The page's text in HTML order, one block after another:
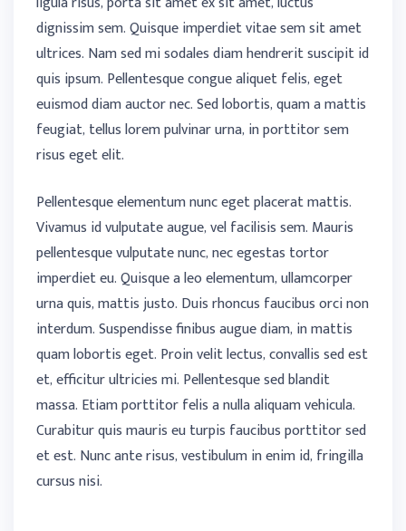
dignissim sem. Quisque imperdiet vitae sem sit amet
ultrices. Nam sed mi sodales diam hendrerit suscipit id
quis ipsum. Pellentesque congue aliquet felis, eget
euismod diam auctor nec. Sed lobortis, quam a mattis
feugiat, tellus lorem pulvinar urna, in porttitor sem
risus eget elit.
Pellentesque elementum nunc eget placerat mattis.
Vivamus id vulputate augue, vel facilisis sem. Mauris
pellentesque vulputate nunc, nec egestas tortor
imperdiet eu. Quisque a leo elementum, ullamcorper
urna quis, mattis justo. Duis rhoncus faucibus orci non
interdum. Suspendisse finibus augue diam, in mattis
quam lobortis eget. Proin velit lectus, convallis sed est
et, efficitur ultricies mi. Pellentesque sed blandit
massa. Etiam porttitor felis a nulla aliquam vehicula.
Curabitur quis mauris eu turpis faucibus porttitor sed
et est. Nunc ante risus, vestibulum in enim id, fringilla
cursus nisi.